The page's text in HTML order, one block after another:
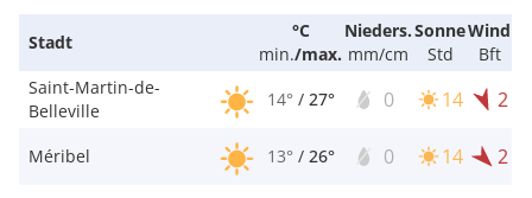
Stadt
°C
min./max.
Nieders.
mm/cm
Sonne
Std
Wind
Bft
Saint-Martin-de-
Belleville
14° / 27° 0 14 2
Méribel 13° / 26° 0 14 2